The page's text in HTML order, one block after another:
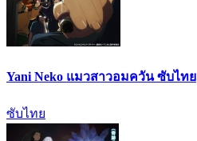
Yani Neko แมวสาวอมควัน ซับไทย
ซับไทย